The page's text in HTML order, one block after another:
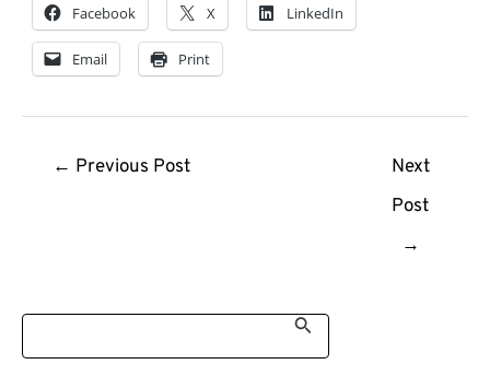
S
a
Facebook X LinkedIn
Email Print
navigation
← Previous Post
Next
Post
→